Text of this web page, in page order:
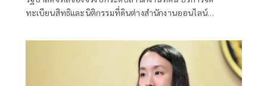
ทะเบียนสิทธิและนิติกรรมที่ดินต่างสำนักงานออนไลน์
กทม.เป็นสำนักงานที่ดินอิเล็กทรอนิกส์ทั้งระบบ